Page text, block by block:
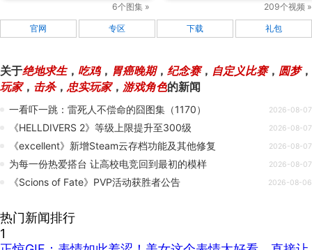
6个图集 »
209个视频 »
官网 专区 下载 礼包
关于绝地求生， 吃鸡， 胃癌晚期， 纪念赛， 自定义比赛， 圆梦，
玩家， 击杀， 忠实玩家， 游戏角色的新闻
一看吓一跳：雷死人不偿命的囧图集（1170） 2026-08-07
《HELLDIVERS 2》等级上限提升至300级 2026-08-07
《excellent》新增Steam云存档功能及其他修复 2026-08-07
为每一份热爱搭台 让高校电竞回到最初的模样 2026-08-07
《Scions of Fate》PVP活动获胜者公告 2026-08-06
热门新闻排行
1